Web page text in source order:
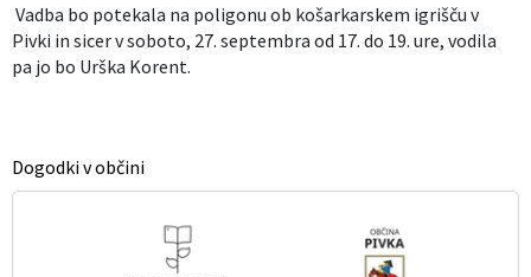
Vadba bo potekala na poligonu ob košarkarskem igrišču v
Pivki in sicer v soboto, 27. septembra od 17. do 19. ure, vodila
pa jo bo Urška Korent.
Dogodki v občini